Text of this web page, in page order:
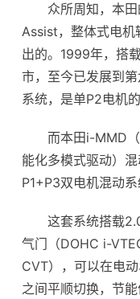
众所周知，本
Assist，整体式电机
出的。1999年，搭
市，至今已发展到
系统，是单P2电机的
而本田i-MMD
能化多模式驱动）
P1+P3双电机混动系
这套系统搭载
气门（DOHC i-
CVT），可以在电
之间平顺切换，节